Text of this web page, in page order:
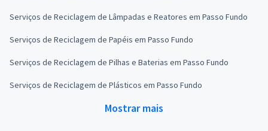
Serviços de Reciclagem de Lâmpadas e Reatores em Passo Fundo
Serviços de Reciclagem de Papéis em Passo Fundo
Serviços de Reciclagem de Pilhas e Baterias em Passo Fundo
Serviços de Reciclagem de Plásticos em Passo Fundo
Mostrar mais